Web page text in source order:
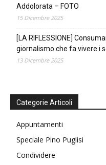
Addolorata – FOTO
15 Dicembre 2025
[LA RIFLESSIONE]
giornalismo che fa vivere i
13 Dicembre 2025
Categorie Articoli
Appuntamenti
Speciale Pino Puglisi
Condividere